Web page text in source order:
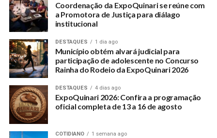
Coordenação da ExpoQuinari se reúne com
a Promotora de Justiça para diálago
institucional
DESTAQUES 1 dia ago
Município obtém alvará judicial para
participação de adolescente no Concurso
Rainha do Rodeio da ExpoQuinari 2026
DESTAQUES 4 dias ago
ExpoQuinari 2026: Confira a programação
oficial completa de 13 a 16 de agosto
COTIDIANO 1 semana ago